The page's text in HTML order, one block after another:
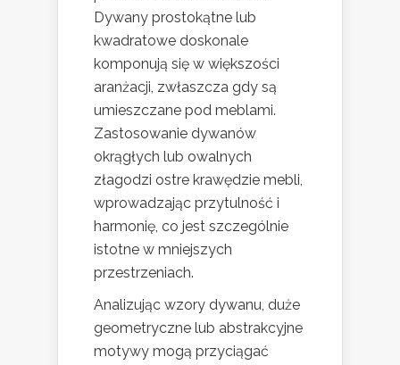
Dywany prostokątne lub
kwadratowe doskonale
komponują się w większości
aranżacji, zwłaszcza gdy są
umieszczane pod meblami.
Zastosowanie dywanów
okrągłych lub owalnych
złagodzi ostre krawędzie mebli,
wprowadzając przytulność i
harmonię, co jest szczególnie
istotne w mniejszych
przestrzeniach.
Analizując wzory dywanu, duże
geometryczne lub abstrakcyjne
motywy mogą przyciągać